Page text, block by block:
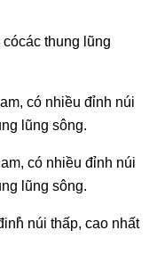
thung lũng
có nhiều đỉnh núi
lũng sông.
có nhiều đỉnh núi
lũng sông.
núi thấp, cao nhất